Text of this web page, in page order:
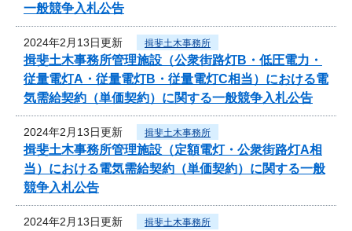
一般競争入札公告
2024年2月13日更新 揖斐土木事務所
揖斐土木事務所管理施設（公衆街路灯B・低圧電力・
従量電灯A・従量電灯B・従量電灯C相当）における電
気需給契約（単価契約）に関する一般競争入札公告
2024年2月13日更新 揖斐土木事務所
揖斐土木事務所管理施設（定額電灯・公衆街路灯A相
当）における電気需給契約（単価契約）に関する一般
競争入札公告
2024年2月13日更新 揖斐土木事務所